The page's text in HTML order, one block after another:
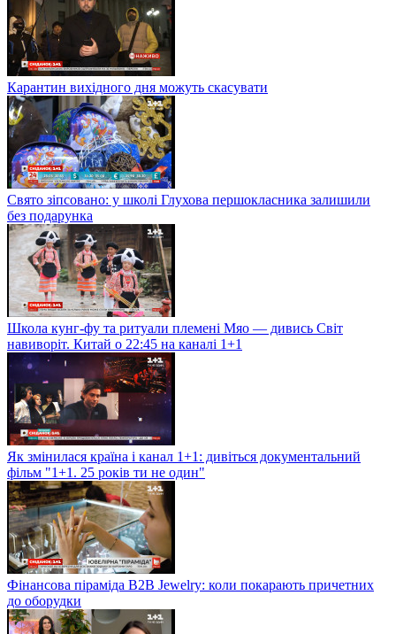
Карантин вихідного дня можуть скасувати
Свято зіпсовано: у школі Глухова першокласника залишили
без подарунка
Школа кунг-фу та ритуали племені Мяо — дивись Світ
навиворіт. Китай о 22:45 на каналі 1+1
Як змінилася країна і канал 1+1: дивіться документальний
фільм "1+1. 25 років ти не один"
Фінансова піраміда B2B Jewelry: коли покарають причетних
до оборудки